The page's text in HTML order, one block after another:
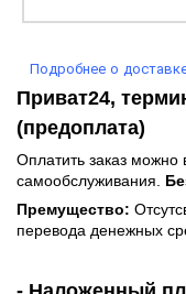
Подробнее о
Приват24,
(предоплата)
Оплатить заказ
самообслуживания.
Премущество:
перевода денежных